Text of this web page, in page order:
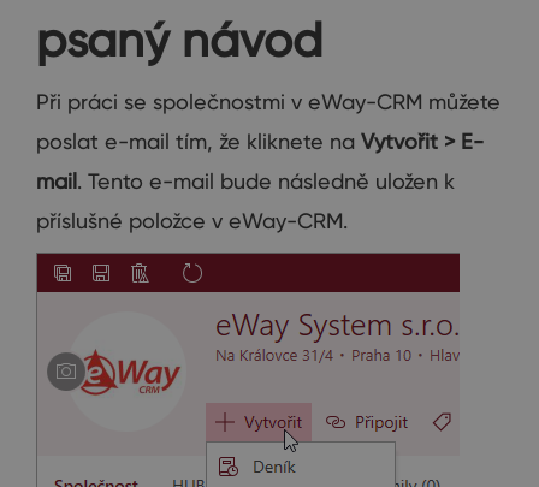
psaný návod
Při práci se společnostmi v eWay-CRM můžete
poslat e-mail tím, že kliknete na Vytvořit > E-
mail . Tento e-mail bude následně uložen k
příslušné položce v eWay-CRM.